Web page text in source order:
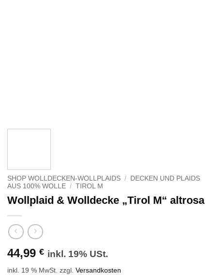
SHOP WOLLDECKEN-WOLLPLAIDS / DECKEN UND PLAIDS
AUS 100% WOLLE / TIROL M
Wollplaid & Wolldecke „Tirol M“ altrosa
44,99 € inkl. 19% USt.
inkl. 19 % MwSt. zzgl. Versandkosten